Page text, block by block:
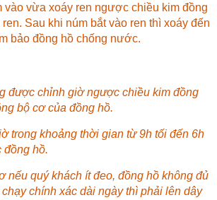
vào vừa xoáy ren ngược chiều kim đồng
Sau khi núm bắt vào ren thì xoáy đến
bảo đồng hồ chống nước.
được chỉnh giờ ngược chiều kim đồng
bộ cơ của đồng hồ.
trong khoảng thời gian từ 9h tối đến 6h
đồng hồ.
nếu quý khách ít đeo, đồng hồ không đủ
chính xác dài ngày thì phải lên dây